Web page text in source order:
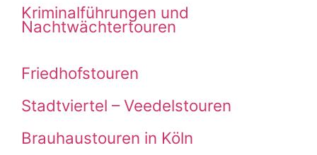
Kriminalführungen und
Nachtwächtertouren
Friedhofstouren
Stadtviertel – Veedelstouren
Brauhaustouren in Köln